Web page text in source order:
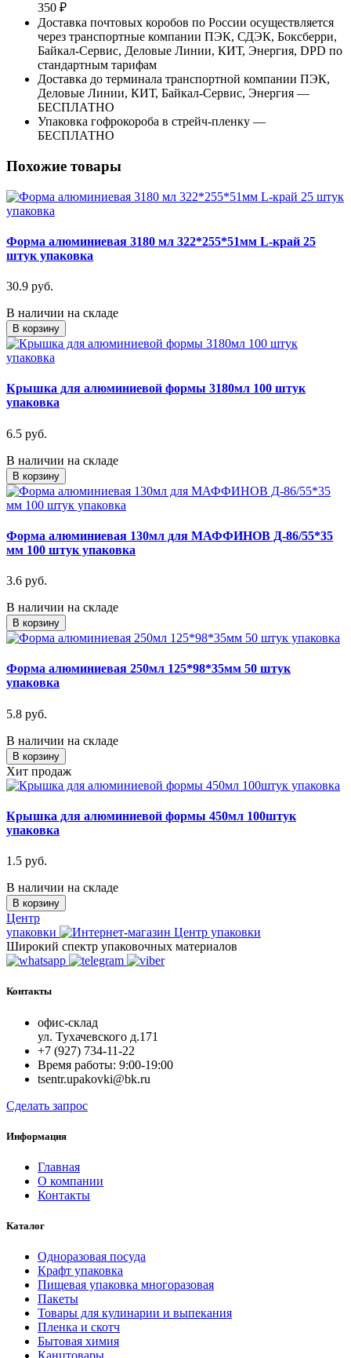
350 ₽
Доставка почтовых коробов по России осуществляется
через транспортные компании ПЭК, СДЭК, Боксберри,
Байкал-Сервис, Деловые Линии, КИТ, Энергия, DPD по
стандартным тарифам
Доставка до терминала транспортной компании ПЭК,
Деловые Линии, КИТ, Байкал-Сервис, Энергия —
БЕСПЛАТНО
Упаковка гофрокороба в стрейч-пленку —
БЕСПЛАТНО
Похожие товары
Форма алюминиевая 3180 мл 322*255*51мм L-край 25
штук упаковка
30.9 руб.
В наличии на складе
В корзину
Крышка для алюминиевой формы 3180мл 100 штук
упаковка
6.5 руб.
В наличии на складе
В корзину
Форма алюминиевая 130мл для МАФФИНОВ Д-86/55*35
мм 100 штук упаковка
3.6 руб.
В наличии на складе
В корзину
Форма алюминиевая 250мл 125*98*35мм 50 штук
упаковка
5.8 руб.
В наличии на складе
В корзину
Хит продаж
Крышка для алюминиевой формы 450мл 100штук
упаковка
1.5 руб.
В наличии на складе
В корзину
Центр
упаковки
Широкий спектр упаковочных материалов
Контакты
офис-склад
ул. Тухачевского д.171
+7 (927) 734-11-22
Время работы: 9:00-19:00
tsentr.upakovki@bk.ru
Сделать запрос
Информация
Главная
О компании
Контакты
Каталог
Одноразовая посуда
Крафт упаковка
Пищевая упаковка многоразовая
Пакеты
Товары для кулинарии и выпекания
Пленка и скотч
Бытовая химия